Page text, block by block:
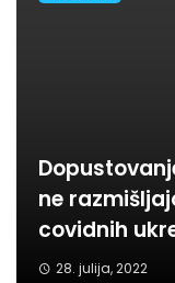
ne
covidnih
28. julija, 2022